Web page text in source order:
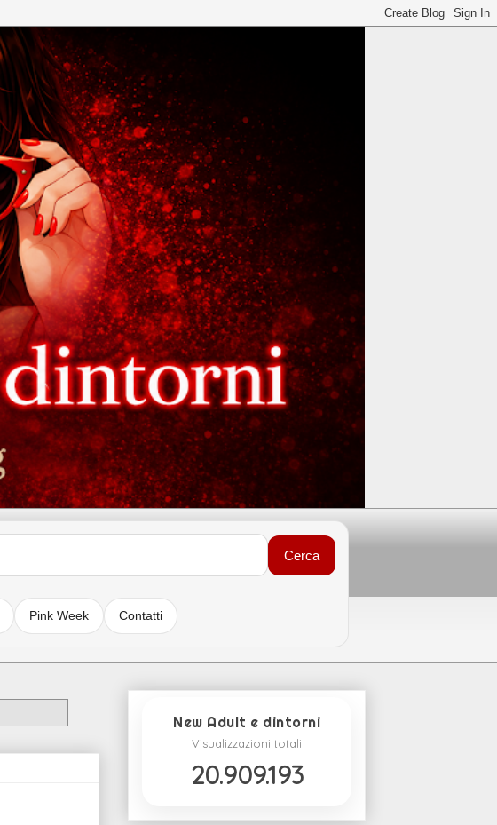
Cerca
Pink Week Contatti
New Adult e dintorni
Visualizzazioni totali
20.909.193